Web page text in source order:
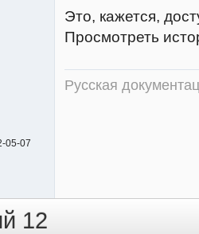
05-07
Это, кажется,
Просмотреть
Русская
12